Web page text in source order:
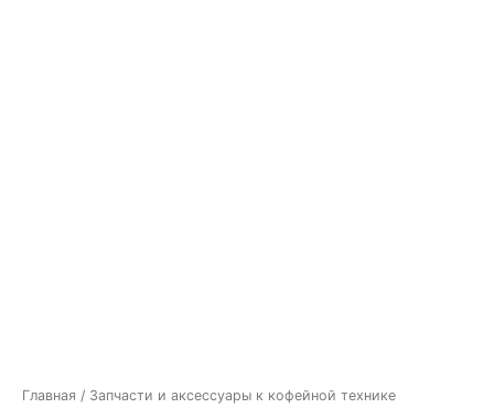
Главная / Запчасти и аксессуары к кофейной технике